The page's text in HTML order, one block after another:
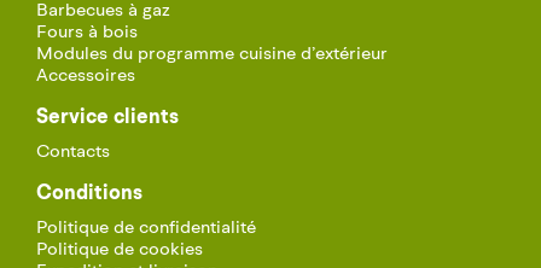
Barbecues à gaz
Fours à bois
Modules du programme cuisine d’extérieur
Accessoires
Service clients
Contacts
Conditions
Politique de confidentialité
Politique de cookies